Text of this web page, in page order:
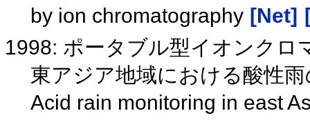
by ion chromatography [Net]
1998: ポータブル型イオンクロ
東アジア地域における酸性
Acid rain monitoring in east